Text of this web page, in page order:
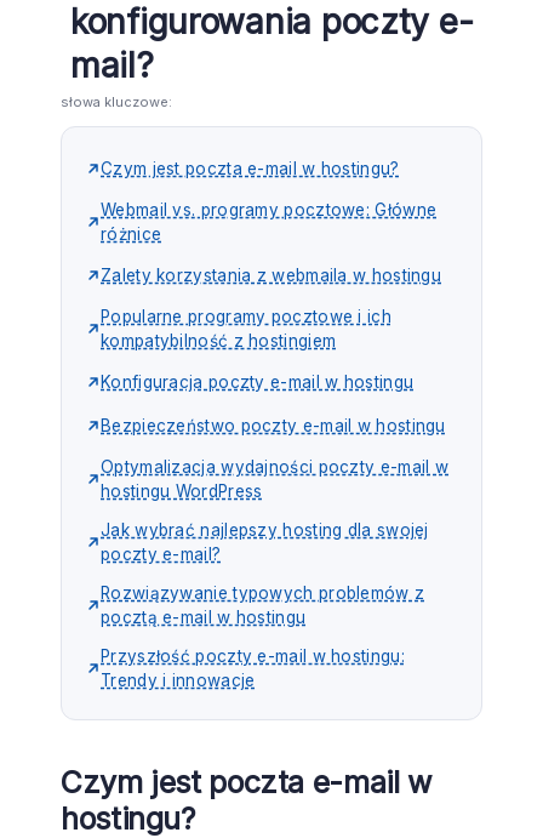
konfigurowania poczty e-
mail?
słowa kluczowe:
Czym jest poczta e-mail w hostingu?
Webmail vs. programy pocztowe: Główne
różnice
Zalety korzystania z webmaila w hostingu
Popularne programy pocztowe i ich
kompatybilność z hostingiem
Konfiguracja poczty e-mail w hostingu
Bezpieczeństwo poczty e-mail w hostingu
Optymalizacja wydajności poczty e-mail w
hostingu WordPress
Jak wybrać najlepszy hosting dla swojej
poczty e-mail?
Rozwiązywanie typowych problemów z
pocztą e-mail w hostingu
Przyszłość poczty e-mail w hostingu:
Trendy i innowacje
Czym jest poczta e-mail w
hostingu?